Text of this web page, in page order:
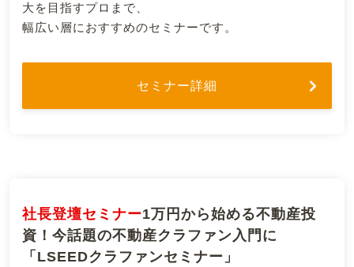
大を目指すプロまで、
幅広い層におすすめのセミナーです。
セミナー詳細
社長登壇セミナー1万円から始める不動産投
資！今話題の不動産クラファン入門に
「LSEEDクラファンセミナー」